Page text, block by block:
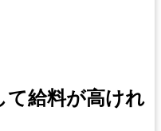
て給料が高けれ